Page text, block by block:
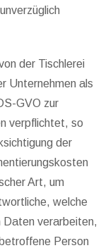
der Tischlerei
Unternehmen als
GVO zur
verpflichtet, so
der
Art, um
welche
Daten verarbeiten,
Person